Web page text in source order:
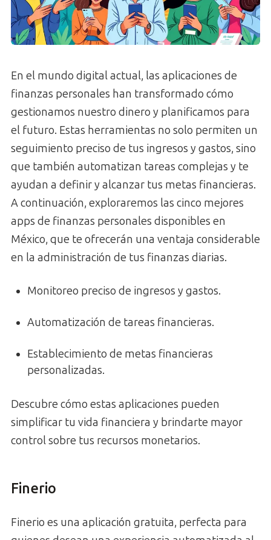
En el mundo digital actual, las aplicaciones de
finanzas personales han transformado cómo
gestionamos nuestro dinero y planificamos para
el futuro. Estas herramientas no solo permiten un
seguimiento preciso de tus ingresos y gastos, sino
que también automatizan tareas complejas y te
ayudan a definir y alcanzar tus metas financieras.
A continuación, exploraremos las cinco mejores
apps de finanzas personales disponibles en
México, que te ofrecerán una ventaja considerable
en la administración de tus finanzas diarias.
Monitoreo preciso de ingresos y gastos.
Automatización de tareas financieras.
Establecimiento de metas financieras
personalizadas.
Descubre cómo estas aplicaciones pueden
simplificar tu vida financiera y brindarte mayor
control sobre tus recursos monetarios.
Finerio
Finerio es una aplicación gratuita, perfecta para